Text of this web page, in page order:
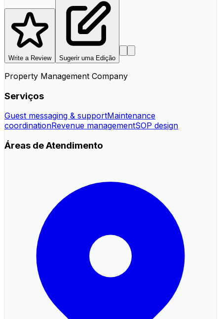
Write a Review Sugerir uma Edição
Property Management Company
Serviços
Guest messaging & supportMaintenance
coordinationRevenue managementSOP design
Áreas de Atendimento